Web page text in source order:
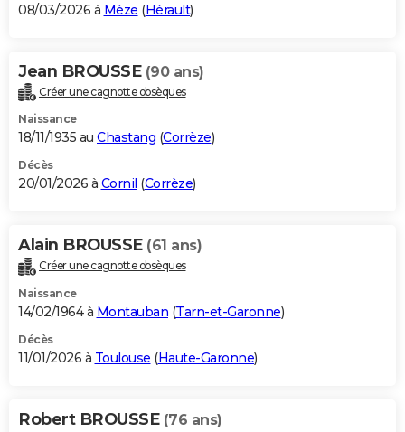
08/03/2026 à Mèze (Hérault)
Jean BROUSSE (90 ans)
Créer une cagnotte obsèques
Naissance
18/11/1935 au Chastang (Corrèze)
Décès
20/01/2026 à Cornil (Corrèze)
Alain BROUSSE (61 ans)
Créer une cagnotte obsèques
Naissance
14/02/1964 à Montauban (Tarn-et-Garonne)
Décès
11/01/2026 à Toulouse (Haute-Garonne)
Robert BROUSSE (76 ans)